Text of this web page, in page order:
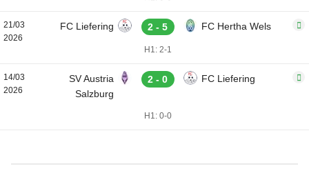
21/03
2026
FC Liefering 2 - 5 FC Hertha Wels
H1: 2-1
14/03
2026
SV Austria
Salzburg
2 - 0 FC Liefering
H1: 0-0